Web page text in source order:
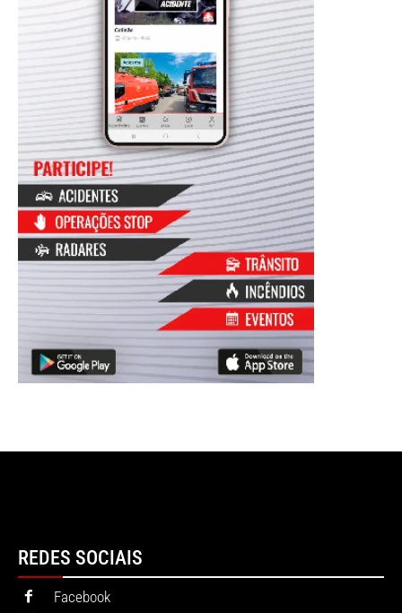
REDES SOCIAIS
Facebook